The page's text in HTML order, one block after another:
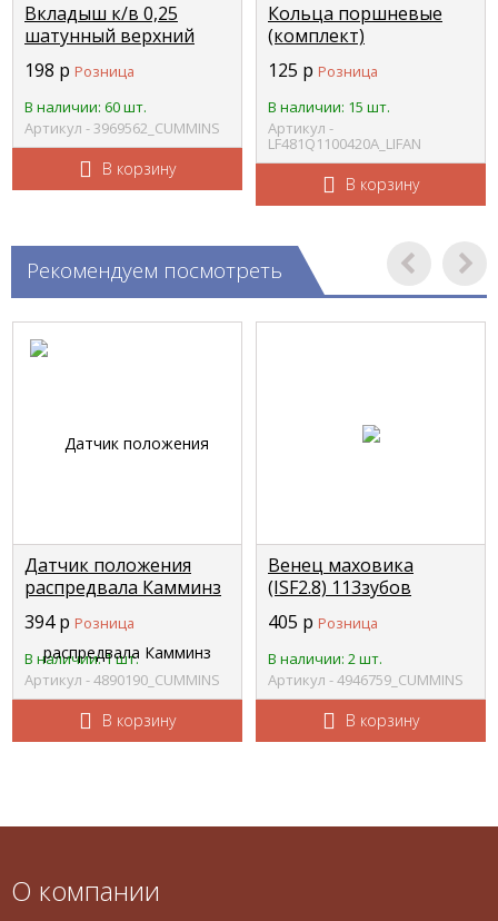
Вкладыш к/в 0,25
шатунный верхний
Камминз ISF
3,8/ISBe/ISDe
4932375/3939860/3901171/3939859
CUMMINS 3969562
198 р Розница
В наличии: 60 шт.
Артикул - 3969562_CUMMINS
В корзину
Кольца поршневые
(комплект)
SMILY,BREEZ1,3 LIFAN
LF481Q1-100420A
125 р Розница
В наличии: 15 шт.
Артикул -
LF481Q1100420A_LIFAN
В корзину
Рекомендуем посмотреть
Датчик положения
распредвала Камминз
(ISBe 150/220) (Bosch
0281002411) Foton
CUMMINS 4890190
394р Розница
В наличии: 1 шт.
Артикул - 4890190_CUMMINS
В корзину
Венец маховика
(ISF2.8) 113зубов
CUMMINS 4946759
405 р Розница
В наличии: 2 шт.
Артикул - 4946759_CUMMINS
В корзину
О компании